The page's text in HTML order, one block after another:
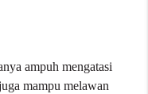
ampuh mengatasi
mampu melawan